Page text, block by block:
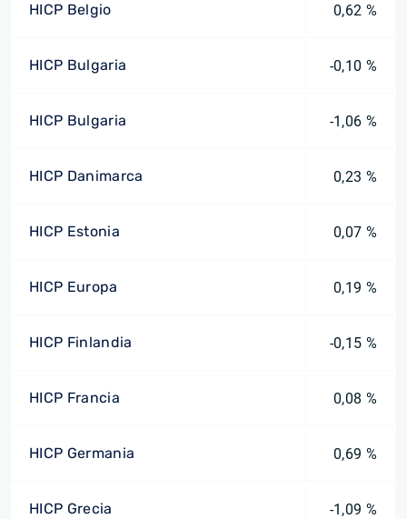
HICP Belgio 0,62 %
HICP Bulgaria -0,10 %
HICP Bulgaria -1,06 %
HICP Danimarca 0,23 %
HICP Estonia 0,07 %
HICP Europa 0,19 %
HICP Finlandia -0,15 %
HICP Francia 0,08 %
HICP Germania 0,69 %
HICP Grecia -1,09 %